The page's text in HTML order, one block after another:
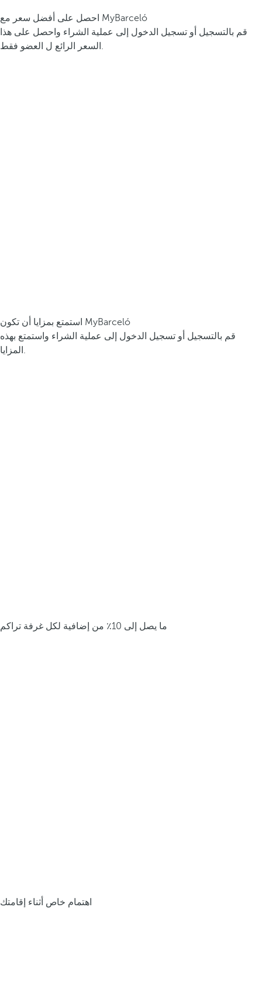
احصل على أفضل سعر مع MyBarceló
قم بالتسجيل أو تسجيل الدخول إلى عملية الشراء واحصل على هذا
السعر الرائع ل العضو فقط.
استمتع بمزايا أن تكون MyBarceló
قم بالتسجيل أو تسجيل الدخول إلى عملية الشراء واستمتع بهذه
المزايا.
ما يصل إلى 10٪ من إضافية لكل غرفة تراكم
اهتمام خاص أثناء إقامتك